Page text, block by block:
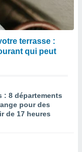
terrasse :
qui peut
: 8 départements
pour des
de 17 heures